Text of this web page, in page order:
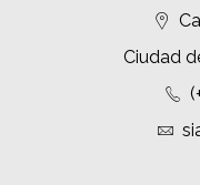
Ciudad